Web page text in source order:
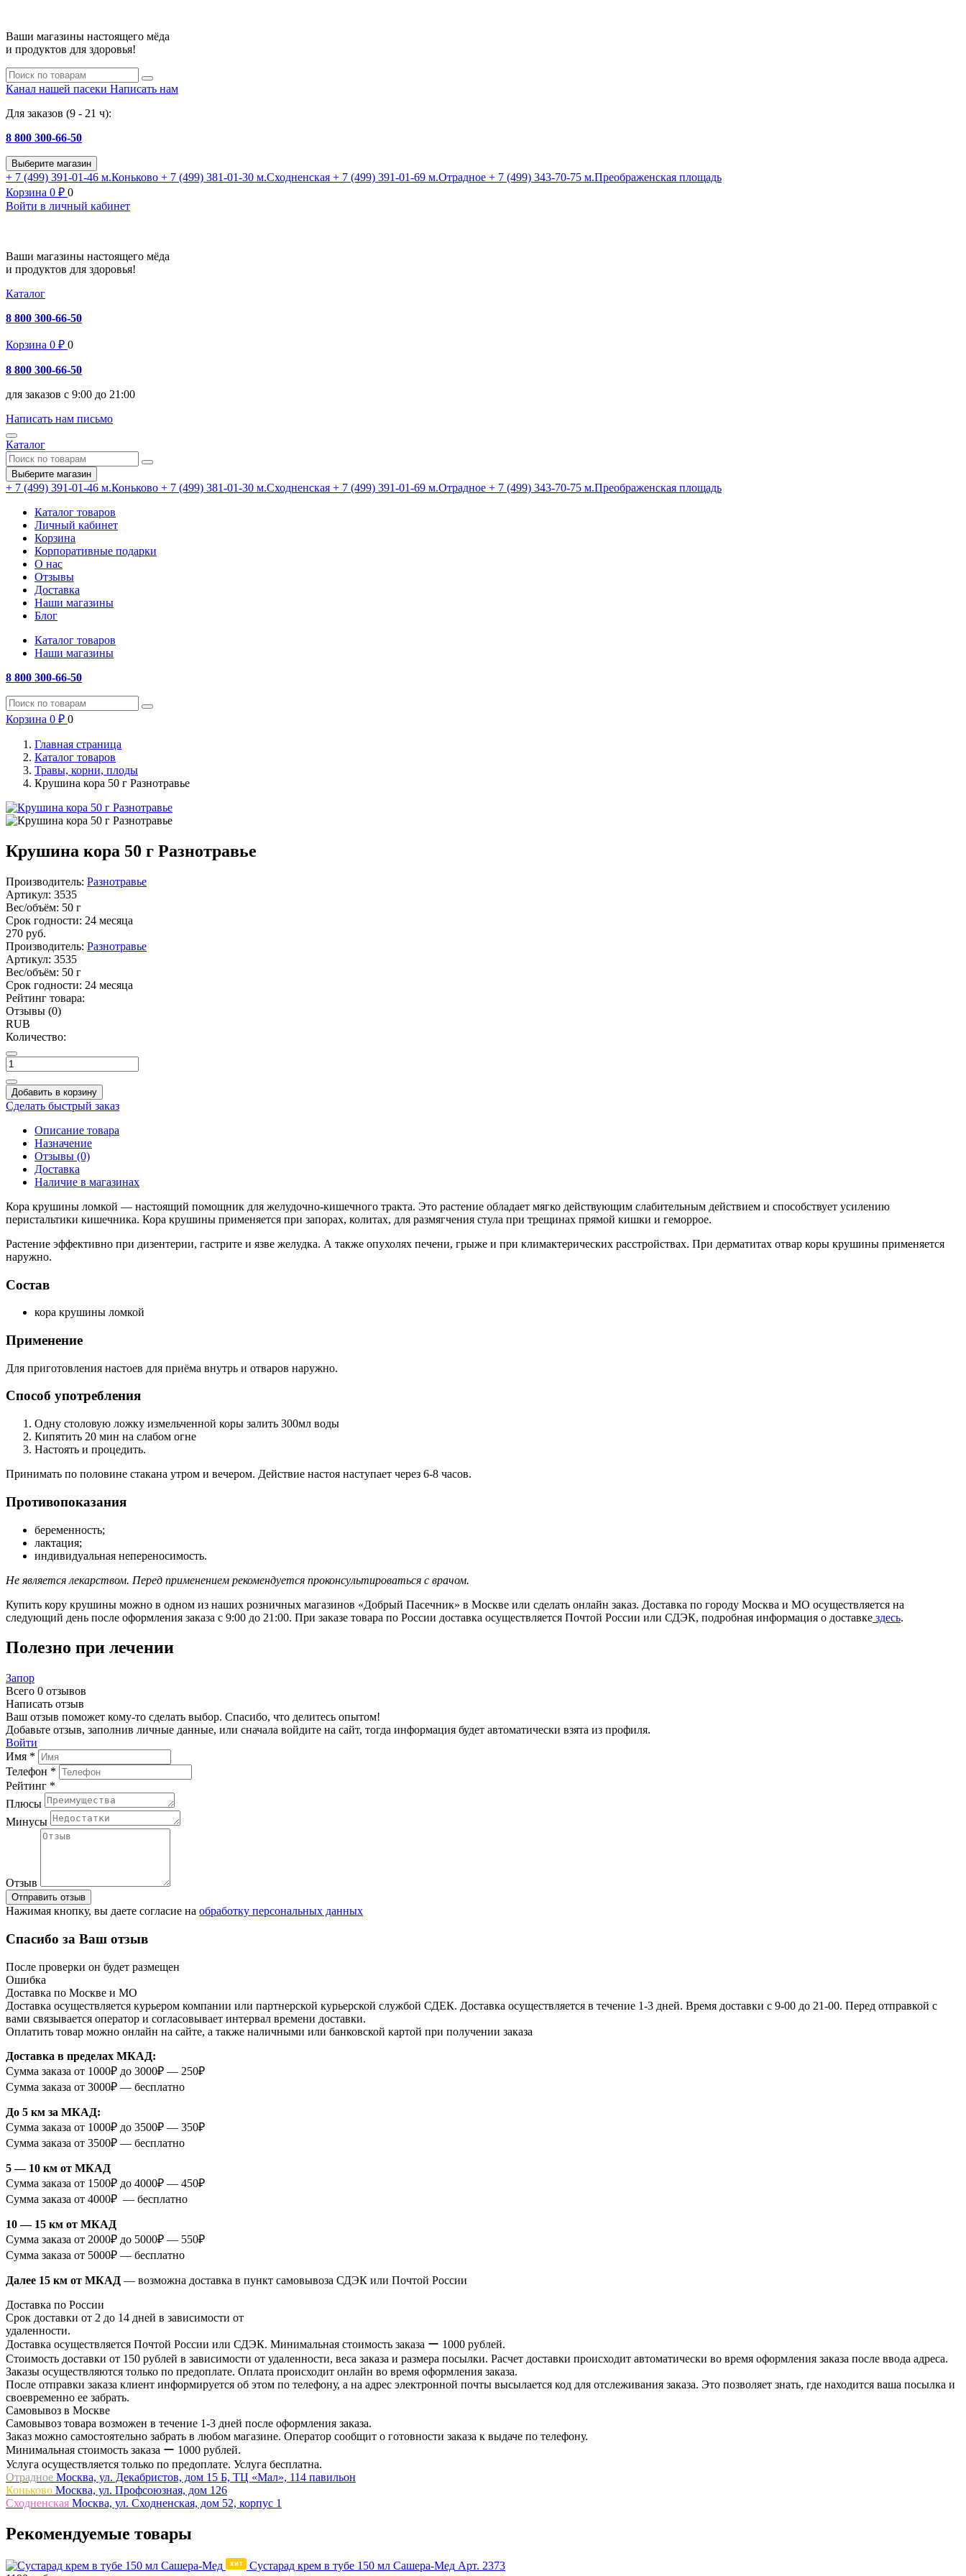
Ваши магазины настоящего мёда
и продуктов для здоровья!
Канал нашей пасеки Написать нам
Для заказов (9 - 21 ч):
8 800 300-66-50
Выберите магазин
+ 7 (499) 391-01-46 м.Коньково + 7 (499) 381-01-30 м.Сходненская + 7 (499) 391-01-69 м.Отрадное + 7 (499) 343-70-75 м.Преображенская площадь
Корзина 0 ₽ 0
Войти в личный кабинет
Ваши магазины настоящего мёда
и продуктов для здоровья!
Каталог
8 800 300-66-50
Корзина 0 ₽ 0
8 800 300-66-50
для заказов с 9:00 до 21:00
Написать нам письмо
Каталог
Выберите магазин
+ 7 (499) 391-01-46 м.Коньково + 7 (499) 381-01-30 м.Сходненская + 7 (499) 391-01-69 м.Отрадное + 7 (499) 343-70-75 м.Преображенская площадь
Каталог товаров
Личный кабинет
Корзина
Корпоративные подарки
О нас
Отзывы
Доставка
Наши магазины
Блог
Каталог товаров
Наши магазины
8 800 300-66-50
Корзина 0 ₽ 0
Главная страница
Каталог товаров
Травы, корни, плоды
Крушина кора 50 г Разнотравье
Крушина кора 50 г Разнотравье
Производитель: Разнотравье
Артикул: 3535
Вес/объём: 50 г
Срок годности: 24 месяца
270 руб.
Производитель: Разнотравье
Артикул: 3535
Вес/объём: 50 г
Срок годности: 24 месяца
Рейтинг товара:
Отзывы (0)
RUB
Количество:
Добавить в корзину
Сделать быстрый заказ
Описание товара
Назначение
Отзывы (0)
Доставка
Наличие в магазинах
Кора крушины ломкой — настоящий помощник для желудочно-кишечного тракта. Это растение обладает мягко действующим слабительным действием и способствует усилению
перистальтики кишечника. Кора крушины применяется при запорах, колитах, для размягчения стула при трещинах прямой кишки и геморрое.
Растение эффективно при дизентерии, гастрите и язве желудка. А также опухолях печени, грыже и при климактерических расстройствах. При дерматитах отвар коры крушины применяется
наружно.
Состав
кора крушины ломкой
Применение
Для приготовления настоев для приёма внутрь и отваров наружно.
Способ употребления
Одну столовую ложку измельченной коры залить 300мл воды
Кипятить 20 мин на слабом огне
Настоять и процедить.
Принимать по половине стакана утром и вечером. Действие настоя наступает через 6-8 часов.
Противопоказания
беременность;
лактация;
индивидуальная непереносимость.
Не является лекарством. Перед применением рекомендуется проконсультироваться с врачом.
Купить кору крушины можно в одном из наших розничных магазинов «Добрый Пасечник» в Москве или сделать онлайн заказ. Доставка по городу Москва и МО осуществляется на
следующий день после оформления заказа с 9:00 до 21:00. При заказе товара по России доставка осуществляется Почтой России или СДЭК, подробная информация о доставке здесь.
Полезно при лечении
Запор
Всего 0 отзывов
Написать отзыв
Ваш отзыв поможет кому-то сделать выбор. Спасибо, что делитесь опытом!
Добавьте отзыв, заполнив личные данные, или сначала войдите на сайт, тогда информация будет автоматически взята из профиля.
Войти
Имя *
Телефон *
Рейтинг *
Плюсы
Минусы
Отзыв
Отправить отзыв
Нажимая кнопку, вы даете согласие на обработку персональных данных
Спасибо за Ваш отзыв
После проверки он будет размещен
Ошибка
Доставка по Москве и МО
Доставка осуществляется курьером компании или партнерской курьерской службой СДЕК. Доставка осуществляется в течение 1-3 дней. Время доставки с 9-00 до 21-00. Перед отправкой с
вами связывается оператор и согласовывает интервал времени доставки.
Оплатить товар можно онлайн на сайте, а также наличными или банковской картой при получении заказа
Доставка в пределах МКАД:
Сумма заказа от 1000₽ до 3000₽ — 250₽
Сумма заказа от 3000₽ — бесплатно
До 5 км за МКАД:
Сумма заказа от 1000₽ до 3500₽ — 350₽
Сумма заказа от 3500₽ — бесплатно
5 — 10 км от МКАД
Сумма заказа от 1500₽ до 4000₽ — 450₽
Сумма заказа от 4000₽ — бесплатно
10 — 15 км от МКАД
Сумма заказа от 2000₽ до 5000₽ — 550₽
Сумма заказа от 5000₽ — бесплатно
Далее 15 км от МКАД — возможна доставка в пункт самовывоза СДЭК или Почтой России
Доставка по России
Срок доставки от 2 до 14 дней в зависимости от
удаленности.
Доставка осуществляется Почтой России или СДЭК. Минимальная стоимость заказа ー 1000 рублей.
Стоимость доставки от 150 рублей в зависимости от удаленности, веса заказа и размера посылки. Расчет доставки происходит автоматически во время оформления заказа после ввода адреса.
Заказы осуществляются только по предоплате. Оплата происходит онлайн во время оформления заказа.
После отправки заказа клиент информируется об этом по телефону, а на адрес электронной почты высылается код для отслеживания заказа. Это позволяет знать, где находится ваша посылка и
своевременно ее забрать.
Самовывоз в Москве
Самовывоз товара возможен в течение 1-3 дней после оформления заказа.
Заказ можно самостоятельно забрать в любом магазине. Оператор сообщит о готовности заказа к выдаче по телефону.
Минимальная стоимость заказа ー 1000 рублей.
Услуга осуществляется только по предоплате. Услуга бесплатна.
Отрадное Москва, ул. Декабристов, дом 15 Б, ТЦ «Мал», 114 павильон
Коньково Москва, ул. Профсоюзная, дом 126
Сходненская Москва, ул. Сходненская, дом 52, корпус 1
Рекомендуемые товары
Сустарад крем в тубе 150 мл Сашера-Мед Арт. 2373